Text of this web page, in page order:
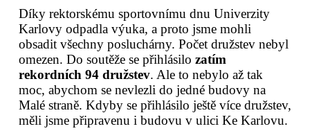
Pro organizátory
Díky rektorskému sportovnímu dnu Univerzity
Karlovy odpadla výuka, a proto jsme mohli
obsadit všechny posluchárny. Počet družstev nebyl
omezen. Do soutěže se přihlásilo zatím
rekordních 94 družstev. Ale to nebylo až tak
moc, abychom se nevlezli do jedné budovy na
Malé straně. Kdyby se přihlásilo ještě více družstev,
měli jsme připravenu i budovu v ulici Ke Karlovu.